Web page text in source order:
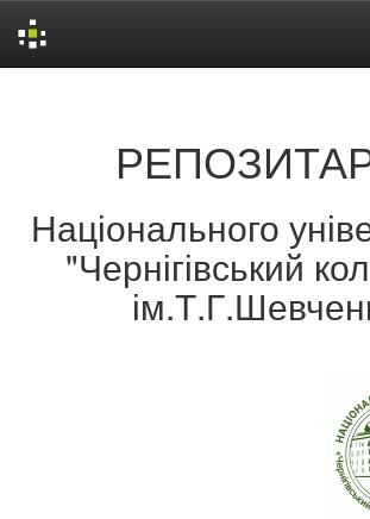
Національного
"Чернігівський